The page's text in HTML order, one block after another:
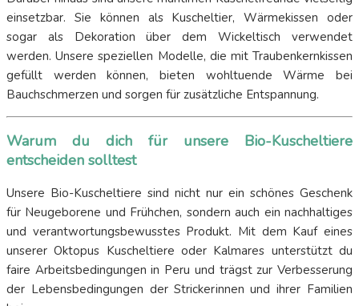
einsetzbar. Sie können als Kuscheltier, Wärmekissen oder
sogar als Dekoration über dem Wickeltisch verwendet
werden. Unsere speziellen Modelle, die mit Traubenkernkissen
gefüllt werden können, bieten wohltuende Wärme bei
Bauchschmerzen und sorgen für zusätzliche Entspannung.
Warum du dich für unsere Bio-Kuscheltiere
entscheiden solltest
Unsere Bio-Kuscheltiere sind nicht nur ein schönes Geschenk
für Neugeborene und Frühchen, sondern auch ein nachhaltiges
und verantwortungsbewusstes Produkt. Mit dem Kauf eines
unserer Oktopus Kuscheltiere oder Kalmares unterstützt du
faire Arbeitsbedingungen in Peru und trägst zur Verbesserung
der Lebensbedingungen der Strickerinnen und ihrer Familien